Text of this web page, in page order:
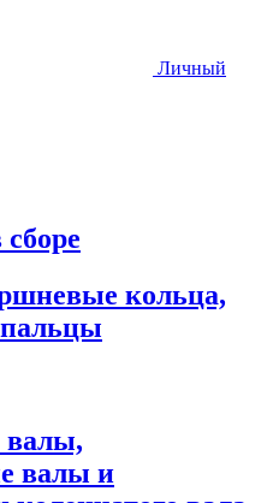
Личный
кольца,
валы,
валы и